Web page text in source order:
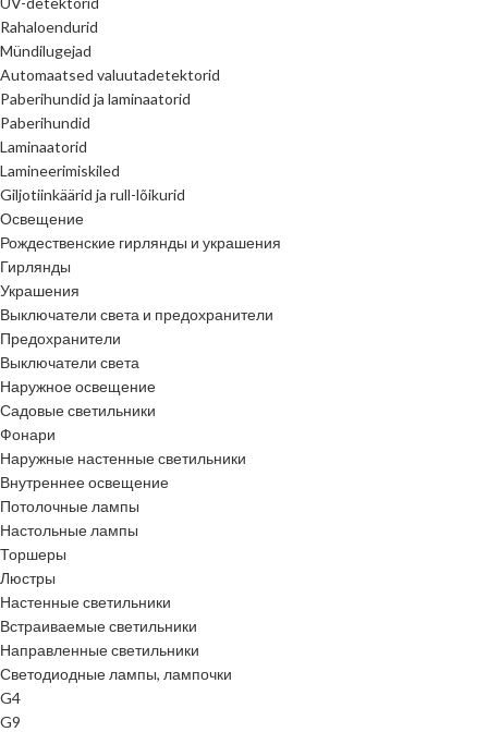
Rahaloendurid
Mündilugejad
Automaatsed valuutadetektorid
Paberihundid ja laminaatorid
Paberihundid
Laminaatorid
Lamineerimiskiled
Giljotiinkäärid ja rull-lõikurid
Освещение
Рождественские гирлянды и украшения
Гирлянды
Украшения
Выключатели света и предохранители
Предохранители
Выключатели света
Наружное освещение
Садовые светильники
Фонари
Наружные настенные светильники
Внутреннее освещение
Потолочные лампы
Настольные лампы
Торшеры
Люстры
Настенные светильники
Встраиваемые светильники
Направленные светильники
Светодиодные лампы, лампочки
G4
G9